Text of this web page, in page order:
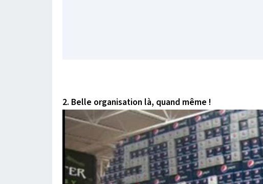
2. Belle organisation là, quand même !